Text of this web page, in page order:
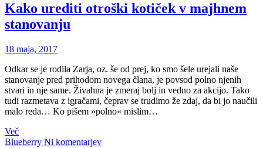
Kako urediti otroški kotiček v majhnem
stanovanju
18 maja, 2017
Odkar se je rodila Zarja, oz. še od prej, ko smo šele urejali naše
stanovanje pred prihodom novega člana, je povsod polno njenih
stvari in nje same. Živahna je zmeraj bolj in vedno za akcijo. Tako
tudi razmetava z igračami, čeprav se trudimo že zdaj, da bi jo naučili
malo reda… Ko pišem »polno« mislim…
Več
Blueberry Ni komentarjev